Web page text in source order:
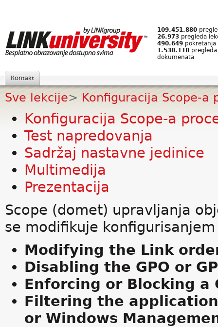
109.451.880
26.973 pregleda
490.649 pokretanja
1.538.118
dokumenata
Kontakt
Sve lekcije> Konfiguracija Scope-a
Konfiguracija Scope-a
Test napredovanja
Sadržaj nastavne jedinice
Multimedija
Prezentacija
Scope (domet) upravljanja
se modifikuje
Modifying the Link
Disabling the GPO or
Enforcing or Blocking a
Filtering the
or Windows